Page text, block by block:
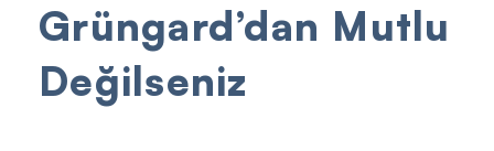
Grüngard’dan Mutlu
Değilseniz